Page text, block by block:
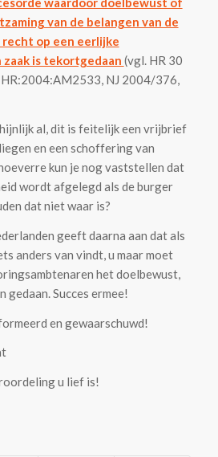
van de belangen van de
op een eerlijke
zaak is tekortgedaan (vgl. HR 30
NJ 2004/376,
al, dit is feitelijk een vrijbrief
en een schoffering van
kun je nog vaststellen dat
wordt afgelegd als de burger
dat niet waar is?
geeft daarna aan dat als
anders van vindt, u maar moet
het doelbewust,
gedaan. Succes ermee!
en gewaarschuwd!
u lief is!